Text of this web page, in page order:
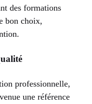
des formations
bon choix,
professionnelle,
une référence